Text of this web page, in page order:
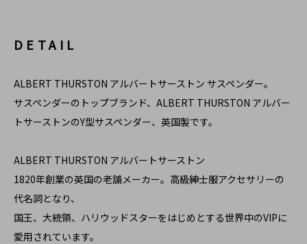
DETAIL
ALBERT THURSTON アルバートサーストン サスペンダー。
サスペンダーのトップブランド、ALBERT THURSTON アルバー
トサーストンのY型サスペンダー、英国製です。
ALBERT THURSTON アルバートサーストン
1820年創業の英国の老舗メーカー。高級紳士服アクセサリーの
代名詞となり、
国王、大統領、ハリウッドスターをはじめとする世界中のVIPに
愛用されています。